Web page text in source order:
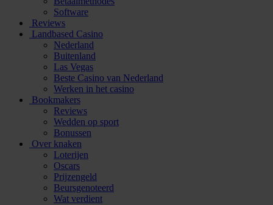
Software
Reviews
Landbased Casino
Nederland
Buitenland
Las Vegas
Beste Casino van Nederland
Werken in het casino
Bookmakers
Reviews
Wedden op sport
Bonussen
Over knaken
Loterijen
Oscars
Prijzengeld
Beursgenoteerd
Wat verdient